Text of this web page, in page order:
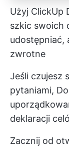
Użyj ClickUp
szkic swoich
udostępniać,
zwrotne
Jeśli czujesz
pytaniami,
deklaracji
Zacznij od